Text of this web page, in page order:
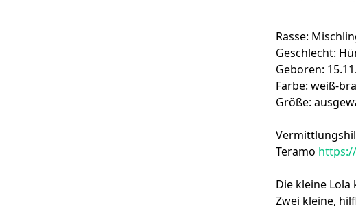
Rasse:
Geschlecht:
Geboren:
Farbe: weiß-
Größe:
Teramo
Die kleine
Zwei kleine,